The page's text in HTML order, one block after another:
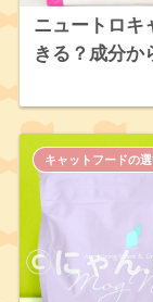
ニュートロキ
きる？成分か
キャットフードの